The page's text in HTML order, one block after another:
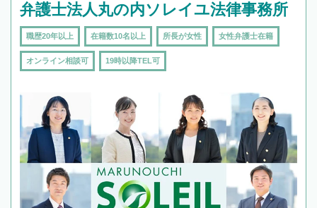
弁護士法人丸の内ソレイユ法律事務所
職歴20年以上 在籍数10名以上 所長が女性 女性弁護士在籍
オンライン相談可 19時以降TEL可